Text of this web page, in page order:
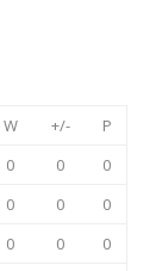
W +/-
P
0 0
0
0 0
0
0 0
0